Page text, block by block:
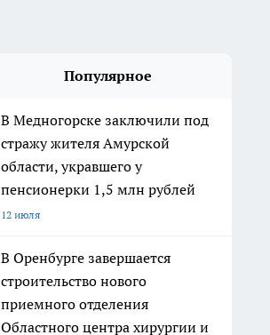
Популярное
В Медногорске заключили под
стражу жителя Амурской
области, укравшего у
пенсионерки 1,5 млн рублей
12 июля
В Оренбурге завершается
строительство нового
приемного отделения
Областного центра хирургии и